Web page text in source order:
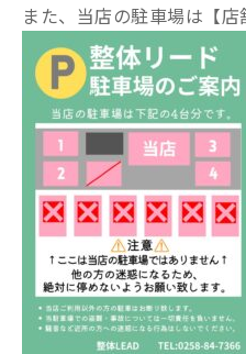
また、当店の駐車場は【店